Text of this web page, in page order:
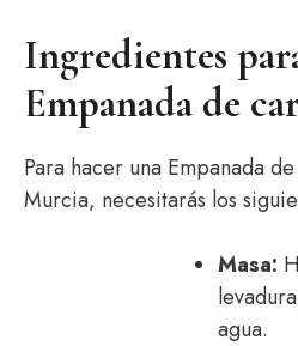
Ingredientes
Empanada de
Para hacer una Empanada
Murcia, necesitarás los
Masa:
agua.